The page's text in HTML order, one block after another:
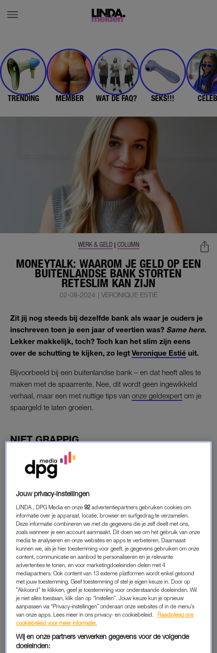
TRENDING MEMBER WAT DE FAQ? SEKS!!!
MONEYTALK: WAAROM JE GELD OP EEN
BUITENLANDSE BANK STORTEN
RETESLIM KAN ZIJN
WERK & GELD | COLUMN
02-08-2024 | VERONIQUE ESTIÉ
Zit jij nog steeds bij dezelfde bank als waar je ouders je
inschreven toen je een jaar of veertien was? Same here.
Lekker makkelijk, toch? Toch kan het slim zijn eens
over de schutting te kijken, zo legt Veronique Estié uit.
Bijvoorbeeld bij een buitenlandse bank – en dat heeft alles te
maken met de spaarrente. Nee, dit wordt geen ingewikkeld
verhaal, maar een met nuttige tips van onze geldexpert om je
spaargeld te laten groeien.
NIET GRAPPIG
Veronique: “Net als ik, verwacht ik dat je vandaag de dag nog
steeds klant bent bij de bank waar je je eerste rekening
opende. Ga eens na hoeveel rente je daar over je spaargeld
biedt, levert mij echt geen pepernoot op. Aan het einde van
het jaar ontvang ik daar een schamele 80 euro. Echt niet
grappig. Maar ik heb ontdekt hoe dat anders kan en zo lastig
blijkt dat niet.
Laten we er eerst een flashback in knallen: terug naar de
pandemie. Na corona begon de inflatie te stijgen. Alles werd
duurder. Zelfs toiletpapier werd vervelend duur. Om de inflatie
te bestrijden, besloot de Europese Centrale Bank het
rentepercentage te verhogen. Ik zal je een les economie
besparen, maar hogere rente is dus een tool om inflatie te
bestrijden.
Jouw privacy-instellingen
LINDA., DPG Media en onze92 advertentiepartners gebruiken cookies om
informatie over je apparaat, locatie, browser en surfgedrag te verzamelen.
Deze informatie combineren we met de gegevens die je zelf deelt met ons,
zoals wanneer je een account aanmaakt. Dit doen we om het gebruik van onze
media te analyseren en onze websites en apps te verbeteren. Daarnaast
kunnen we, als je hier toestemming voor geeft, je gegevens gebruiken om onze
content, communicatie en aanbod te personaliseren en je relevante
advertenties te tonen, en voor marketingdoeleinden delen met 4
mediapartners. Ook content van 13 externe platformen wordt enkel getoond
met jouw toestemming. Geef toestemming of stel je eigen keuze in. Door op
"Akkoord" te klikken, geef je toestemming voor onderstaande doeleinden. Wil
je niet alles toestaan, klik dan op “Instellen”. Jouw keuze kun je opnieuw
aanpassen via “Privacy-instellingen” onderaan onze websites of in de menu’s
van onze apps. Lees meer in ons privacy- en cookiebeleid.
Raadpleeg ons
cookiebeleid voor meer informatie.
Wij en onze partners verwerken gegevens voor de volgende
doeleinden: